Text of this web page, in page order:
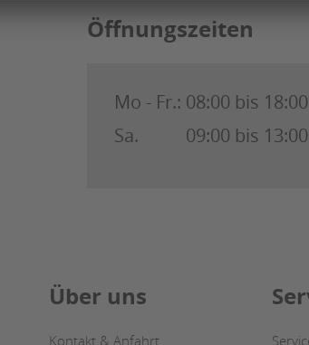
Öffnungszeiten
Mo - Fr.: 08:00 bis
Sa.
09:00 bis
Über uns
Kontakt & Anfahrt